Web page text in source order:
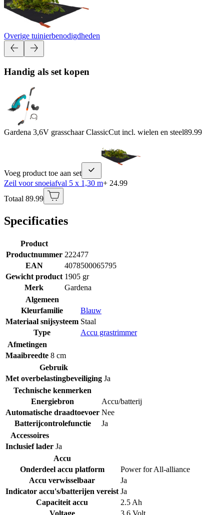
Overige tuinierbenodigdheden
Handig als set kopen
Gardena 3,6V grasschaar ClassicCut incl. wielen en steel89.99
Voeg product toe aan set
Zeil voor snoeiafval 5 x 1,30 m+ 24.99
Totaal 89.99
Specificaties
Product
Productnummer 222477
EAN
4078500065795
Gewicht product 1905 gr
Merk
Gardena
Algemeen
Kleurfamilie
Blauw
Materiaal snijsysteem Staal
Type
Accu grastrimmer
Afmetingen
Maaibreedte 8 cm
Gebruik
Met overbelastingbeveiliging Ja
Technische kenmerken
Energiebron
Accu/batterij
Automatische draadtoevoer Nee
Batterijcontrolefunctie
Ja
Accessoires
Inclusief lader Ja
Accu
Onderdeel accu platform
Power for All-alliance
Accu verwisselbaar
Ja
Indicator accu's/batterijen vereist Ja
Capaciteit accu
2.5 Ah
Voltage
3.6 Volt